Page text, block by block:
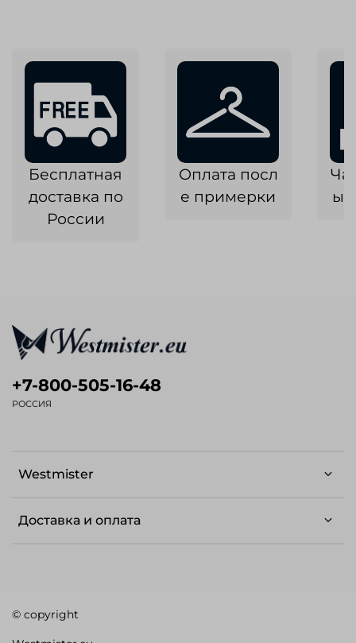
Бесплатная
доставка по
России
Оплата посл
е примерки
Westmister
Доставка и оплата
+7-800-505-16-48
РОССИЯ
© copyright